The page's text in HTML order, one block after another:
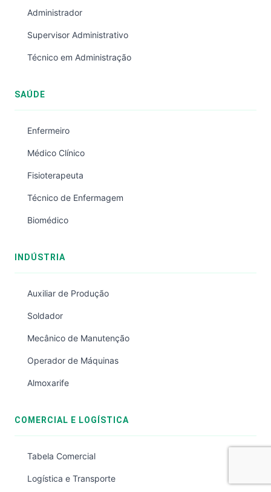
Administrador
Supervisor Administrativo
Técnico em Administração
SAÚDE
Enfermeiro
Médico Clínico
Fisioterapeuta
Técnico de Enfermagem
Biomédico
INDÚSTRIA
Auxiliar de Produção
Soldador
Mecânico de Manutenção
Operador de Máquinas
Almoxarife
COMERCIAL E LOGÍSTICA
Tabela Comercial
Logística e Transporte